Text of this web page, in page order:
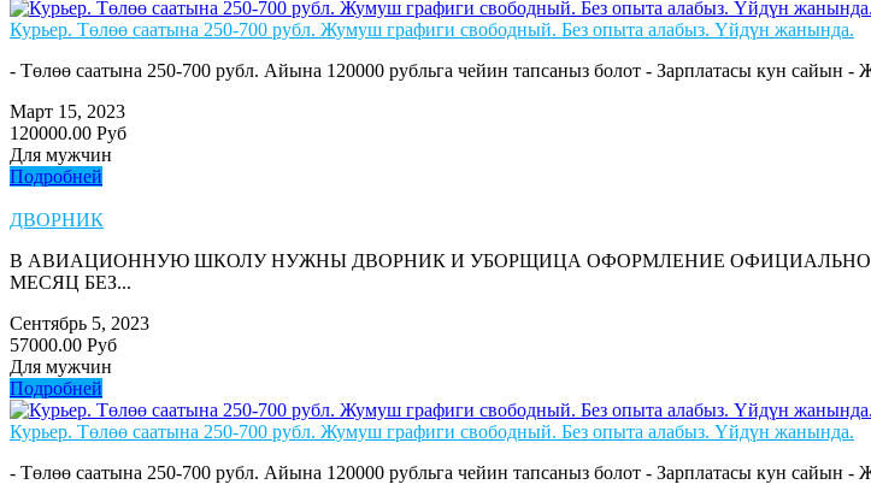
Курьер. Төлөө саатына 250-700 рубл. Жумуш графиги свободный. Без опыта алабыз. Үйдүн жанында.
- Төлөө саатына 250-700 рубл. Айына 120000 рубльга чейин тапсаныз болот - Зарплатасы кун сайын
Март 15, 2023
120000.00 Руб
Для мужчин
Подробней
ДВОРНИК
В АВИАЦИОННУЮ ШКОЛУ НУЖНЫ ДВОРНИК И УБОРЩИЦА ОФОРМЛЕНИЕ ОФИЦИАЛЬНОЕ
МЕСЯЦ БЕЗ...
Сентябрь 5, 2023
57000.00 Руб
Для мужчин
Подробней
Курьер. Төлөө саатына 250-700 рубл. Жумуш графиги свободный. Без опыта алабыз. Үйдүн жанында.
- Төлөө саатына 250-700 рубл. Айына 120000 рубльга чейин тапсаныз болот - Зарплатасы кун сайын